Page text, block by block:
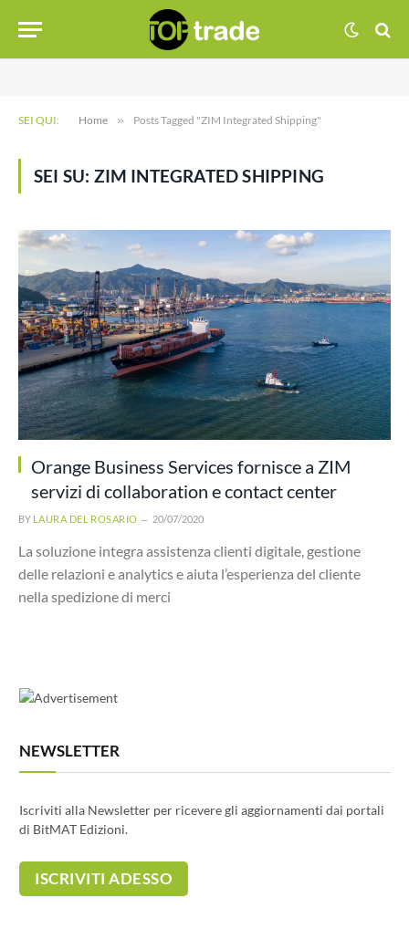
SEI QUI: Home » Posts Tagged "ZIM Integrated Shipping"
SEI SU: ZIM INTEGRATED SHIPPING
Orange Business Services fornisce a ZIM
servizi di collaboration e contact center
BY LAURA DEL ROSARIO 20/07/2020
La soluzione integra assistenza clienti digitale, gestione
delle relazioni e analytics e aiuta l’esperienza del cliente
nella spedizione di merci
NEWSLETTER
Iscriviti alla Newsletter per ricevere gli aggiornamenti dai portali
di BitMAT Edizioni.